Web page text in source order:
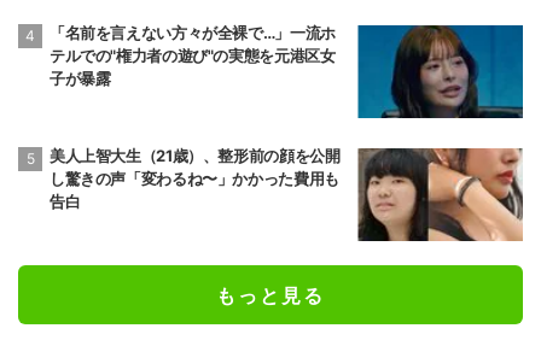
「名前を言えない方々が全裸で…」一流ホ
テルでの"権力者の遊び"の実態を元港区女
子が暴露
美人上智大生（21歳）、整形前の顔を公開
し驚きの声「変わるね〜」かかった費用も
告白
もっと見る